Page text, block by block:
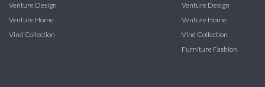
Venture Design
Venture Home
Vind Collection
Venture Design
Venture Home
Vind Collection
Furniture Fashion